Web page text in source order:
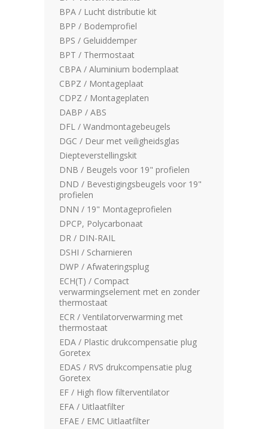
BPA / Lucht distributie kit
BPP / Bodemprofiel
BPS / Geluiddemper
BPT / Thermostaat
CBPA / Aluminium bodemplaat
CBPZ / Montageplaat
CDPZ / Montageplaten
DABP / ABS
DFL / Wandmontagebeugels
DGC / Deur met veiligheidsglas
Diepteverstellingskit
DNB / Beugels voor 19" profielen
DND / Bevestigingsbeugels voor 19"
profielen
DNN / 19" Montageprofielen
DPCP, Polycarbonaat
DR / DIN-RAIL
DSHI / Scharnieren
DWP / Afwateringsplug
ECH(T) / Compact
verwarmingselement met en zonder
thermostaat
ECR / Ventilatorverwarming met
thermostaat
EDA / Plastic drukcompensatie plug
Goretex
EDAS / RVS drukcompensatie plug
Goretex
EF / High flow filterventilator
EFA / Uitlaatfilter
EFAE / EMC Uitlaatfilter